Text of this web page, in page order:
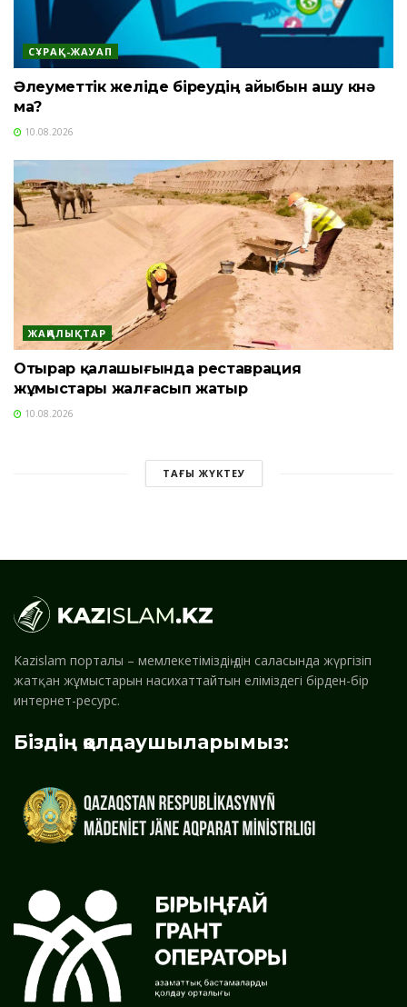
СҰРАҚ-ЖАУАП
Әлеуметтік желіде біреудің айыбын ашу күнә
ма?
10.08.2026
ЖАҢАЛЫҚТАР
Отырар қалашығында реставрация
жұмыстары жалғасып жатыр
10.08.2026
ТАҒЫ ЖҮКТЕУ
Kazislam порталы – мемлекетіміздің дін саласында жүргізіп
жатқан жұмыстарын насихаттайтын еліміздегі бірден-бір
интернет-ресурс.
Біздің қолдаушыларымыз: